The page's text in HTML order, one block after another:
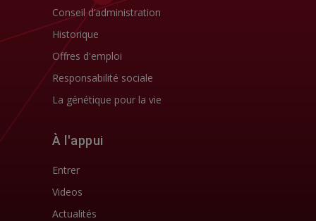
Conseil d’administration
Historique
Offres d'emploi
Responsabilité sociale
La génétique pour la vie
À l'appui
Entrer
Videos
Actualités